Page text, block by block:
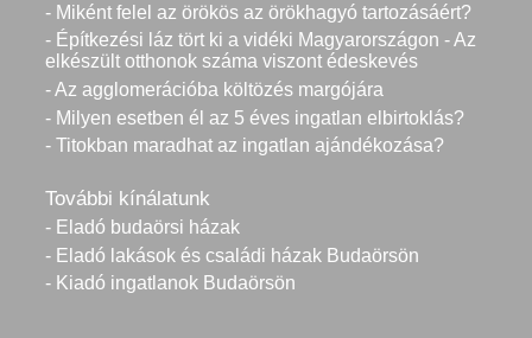
- Miként felel az örökös az örökhagyó tartozásáért?
- Építkezési láz tört ki a vidéki Magyarországon - Az
elkészült otthonok száma viszont édeskevés
- Az agglomerációba költözés margójára
- Milyen esetben él az 5 éves ingatlan elbirtoklás?
- Titokban maradhat az ingatlan ajándékozása?
További kínálatunk
- Eladó budaörsi házak
- Eladó lakások és családi házak Budaörsön
- Kiadó ingatlanok Budaörsön